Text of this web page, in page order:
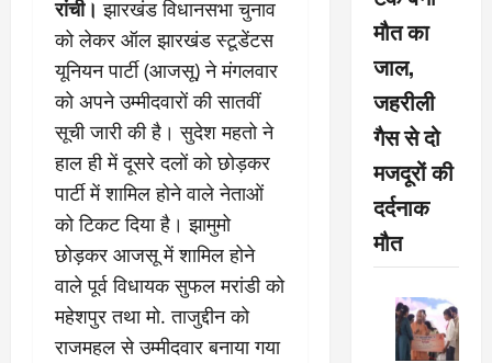
रांची। झारखंड विधानसभा चुनाव
को लेकर ऑल झारखंड स्‍टूडेंटस
यूनियन पार्टी (आजसू) ने मंगलवार
को अपने उम्‍मीदवारों की सातवीं
सूची जारी की है। सुदेश महतो ने
हाल ही में दूसरे दलों को छोड़कर
पार्टी में शामिल होने वाले नेताओं
को टिकट दिया है। झामुमो
छोड़कर आजसू में शामिल होने
वाले पूर्व विधायक सुफल मरांडी को
महेशपुर तथा मो. ताजुद्दीन को
राजमहल से उम्मीदवार बनाया गया
मौत का
जाल,
जहरीली
गैस से दो
मजदूरों की
दर्दनाक
मौत